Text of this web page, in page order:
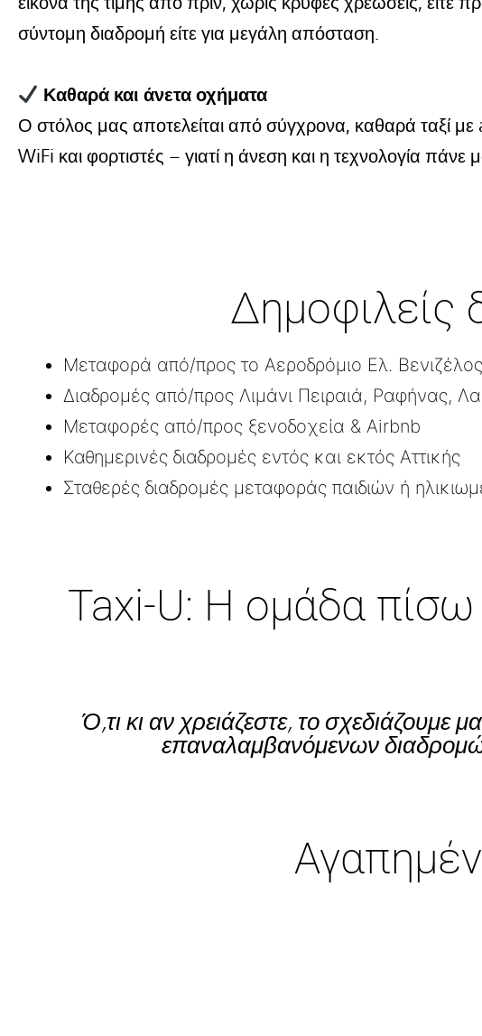
σύντομη διαδρομή είτε για μεγάλη απόσταση.
Καθαρά και άνετα οχήματα
Ο στόλος μας αποτελείται από σύγχρονα, καθαρά ταξί
WiFi και φορτιστές – γιατί η άνεση και η τεχνολογία πάνε
Δημοφιλείς
Μεταφορά από/προς το Αεροδρόμιο Ελ. Βενιζέλος
Διαδρομές από/προς Λιμάνι Πειραιά, Ραφήνας,
Μεταφορές από/προς ξενοδοχεία & Airbnb
Καθημερινές διαδρομές εντός και εκτός Αττικής
Σταθερές διαδρομές μεταφοράς παιδιών ή
Taxi-U: Η ομάδα
Ό,τι κι αν χρειάζεστε, το
επαναλαμβανόμενων